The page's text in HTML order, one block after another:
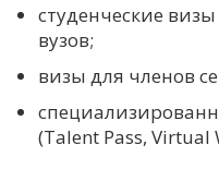
студенческие
вузов;
визы для членов
(Talent Pass, Virtual